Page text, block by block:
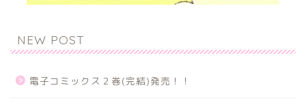
NEW POST
電子コミックス２巻(完結)発売！！